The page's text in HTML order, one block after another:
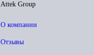
Attek Group
О компании
Отзывы